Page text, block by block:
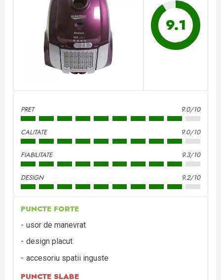
9.1
PRET 9.0/10
CALITATE 9.0/10
FIABILITATE 9.3/10
DESIGN 9.2/10
PUNCTE FORTE
usor de manevrat
design placut
accesoriu spatii inguste
PUNCTE SLABE